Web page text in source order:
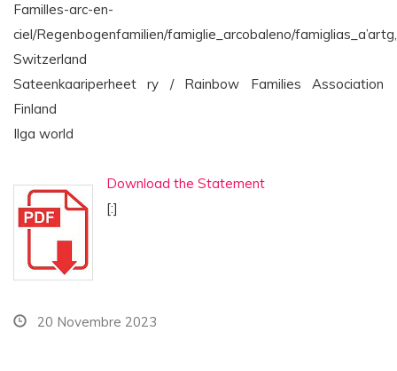
Familles-arc-en-
ciel/Regenbogenfamilien/famiglie_arcobaleno/famiglias_a’artg,
Switzerland
Sateenkaariperheet ry / Rainbow Families Association
Finland
Ilga world
Download the Statement
[:]
20 Novembre 2023